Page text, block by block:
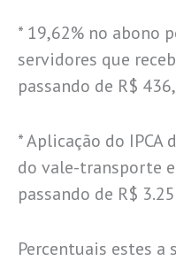
* 19,62% no abono
servidores que
passando de R$
* Aplicação do
do vale-transporte
passando de R$
Percentuais estes